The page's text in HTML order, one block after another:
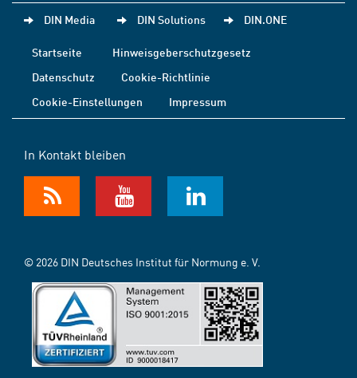
DIN Media DIN Solutions DIN.ONE
Startseite
Hinweisgeberschutzgesetz
Datenschutz
Cookie-Richtlinie
Cookie-Einstellungen
Impressum
In Kontakt bleiben
© 2026 DIN Deutsches Institut für Normung e. V.